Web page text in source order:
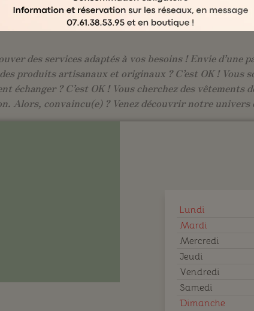
des services adaptés à vos besoins ! Envie d’une
produits artisanaux et originaux ? C’est OK !
? C’est OK ! Vous cherchez des vêtements
Alors, convaincu(e) ? Venez découvrir notre
Lundi
Mardi
Mercredi
Jeudi
Vendredi
Samedi
Dimanche